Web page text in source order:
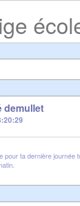
demullet
pour ta dernière journée